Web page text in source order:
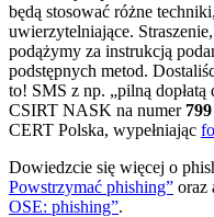
będą stosować różne
uwierzytelniające.
podążymy za instrukcją
podstępnych metod.
to! SMS z np. „pilną
CSIRT NASK na numer
CERT Polska, wypełniając
Dowiedzcie się więcej o
Powstrzymać phishing” oraz
OSE: phishing”.